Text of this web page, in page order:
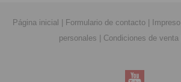
Página inicial Formulario de contacto Impreso
personales
Condiciones de venta|